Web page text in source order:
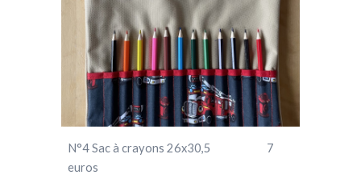
N°4Sac à crayons 26x30,5 7
euros